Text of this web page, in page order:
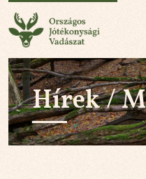
Hírek /